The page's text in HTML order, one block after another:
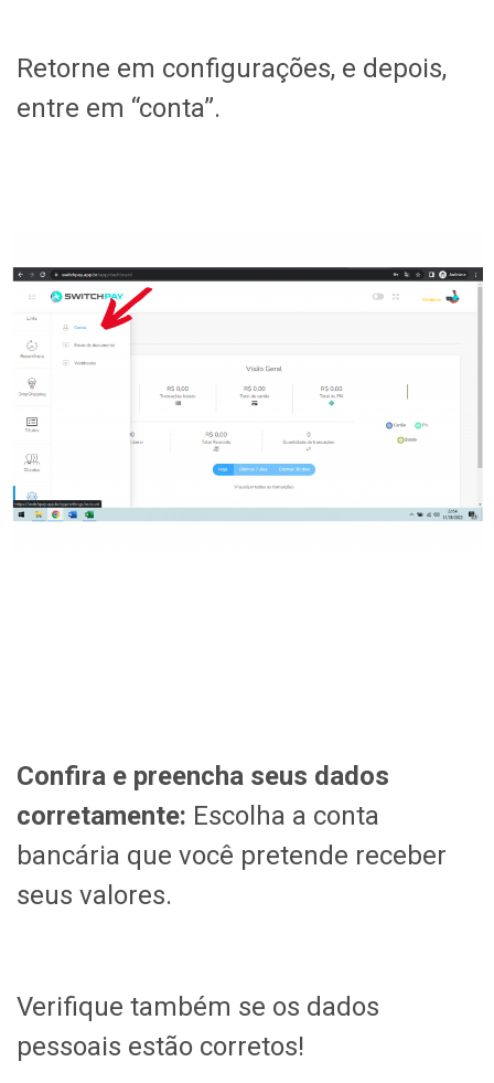
Retorne em configurações, e depois,
entre em “conta”.
Confira e preencha seus dados
corretamente: Escolha a conta
bancária que você pretende receber
seus valores.
Verifique também se os dados
pessoais estão corretos!